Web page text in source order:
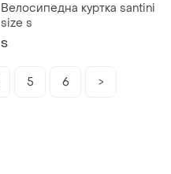
Велосипедна куртка santini
size s
S
5 6 >